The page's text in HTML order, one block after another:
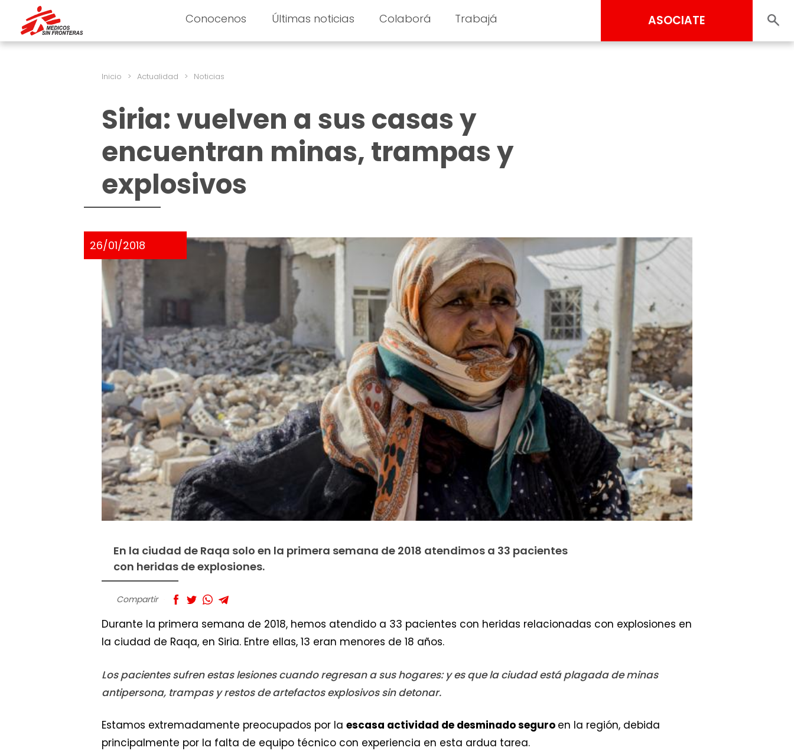
Conocenos Últimas noticias Colaborá Trabajá ASOCIATE
Inicio > Actualidad > Noticias
Siria: vuelven a sus casas y
encuentran minas, trampas y
explosivos
26/01/2018
En la ciudad de Raqa solo en la primera semana de 2018 atendimos a 33 pacientes
con heridas de explosiones.
Compartir
Durante la primera semana de 2018, hemos atendido a 33 pacientes con heridas relacionadas con explosiones en
la ciudad de Raqa, en Siria. Entre ellas, 13 eran menores de 18 años.
Los pacientes sufren estas lesiones cuando regresan a sus hogares: y es que la ciudad está plagada de minas
antipersona, trampas y restos de artefactos explosivos sin detonar.
Estamos extremadamente preocupados por la escasa actividad de desminado seguro en la región, debida
principalmente por la falta de equipo técnico con experiencia en esta ardua tarea.